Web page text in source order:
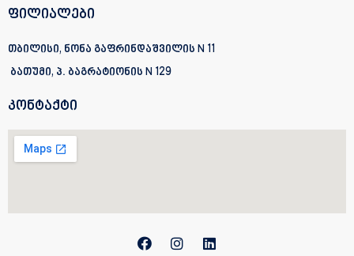
ფილიალები
თბილისი, ნონა გაფრინდაშვილის N 11
ბათუმი, პ. ბაგრატიონის N 129
კონტაქტი